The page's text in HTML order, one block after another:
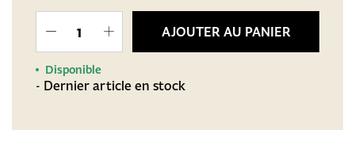
AJOUTER AU PANIER
Disponible
- Dernier article en stock